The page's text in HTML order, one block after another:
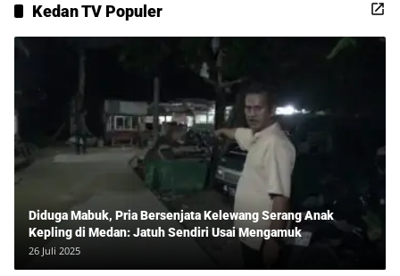
Kedan TV Populer
Diduga Mabuk, Pria Bersenjata Kelewang Serang Anak
Kepling di Medan: Jatuh Sendiri Usai Mengamuk
26 Juli 2025